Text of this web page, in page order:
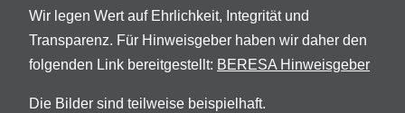
Wir legen Wert auf Ehrlichkeit, Integrität und
Transparenz. Für Hinweisgeber haben wir daher den
folgenden Link bereitgestellt: BERESA Hinweisgeber
Die Bilder sind teilweise beispielhaft.